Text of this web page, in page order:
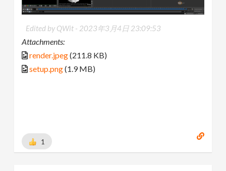
Edited by QWit - 2023年3月4日 23:09:53
Attachments:
render.jpeg(211.8 KB)
setup.png(1.9 MB)
1